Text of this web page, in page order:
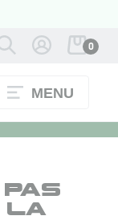
0
MENU
L'ACHAT D'UNE
LA